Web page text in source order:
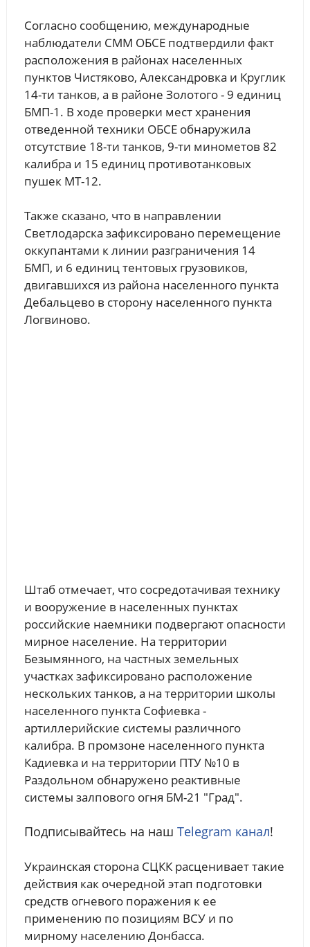
Согласно сообщению, международные
наблюдатели СММ ОБСЕ подтвердили факт
расположения в районах населенных
пунктов Чистяково, Александровка и Круглик
14-ти танков, а в районе Золотого - 9 единиц
БМП-1. В ходе проверки мест хранения
отведенной техники ОБСЕ обнаружила
отсутствие 18-ти танков, 9-ти минометов 82
калибра и 15 единиц противотанковых
пушек МТ-12.
Также сказано, что в направлении
Светлодарска зафиксировано перемещение
оккупантами к линии разграничения 14
БМП, и 6 единиц тентовых грузовиков,
двигавшихся из района населенного пункта
Дебальцево в сторону населенного пункта
Логвиново.
Штаб отмечает, что сосредотачивая технику
и вооружение в населенных пунктах
российские наемники подвергают опасности
мирное население. На территории
Безымянного, на частных земельных
участках зафиксировано расположение
нескольких танков, а на территории школы
населенного пункта Софиевка -
артиллерийские системы различного
калибра. В промзоне населенного пункта
Кадиевка и на территории ПТУ №10 в
Раздольном обнаружено реактивные
системы залпового огня БМ-21 "Град".
Подписывайтесь на наш Telegram канал!
Украинская сторона СЦКК расценивает такие
действия как очередной этап подготовки
средств огневого поражения к ее
применению по позициям ВСУ и по
мирному населению Донбасса.